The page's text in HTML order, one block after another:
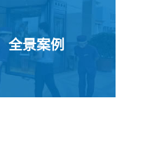
全景案例